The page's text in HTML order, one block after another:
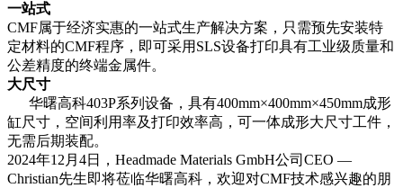
一站式
CMF属于经济实惠的一站式生产解决方案，只需预先安装特
定材料的CMF程序，即可采用SLS设备打印具有工业级质量和
公差精度的终端金属件。
大尺寸
华曙高科403P系列设备，具有400mm×400mm×450mm成形
缸尺寸，空间利用率及打印效率高，可一体成形大尺寸工件，
无需后期装配。
2024年12月4日，Headmade Materials GmbH公司CEO —
Christian先生即将莅临华曙高科，欢迎对CMF技术感兴趣的朋